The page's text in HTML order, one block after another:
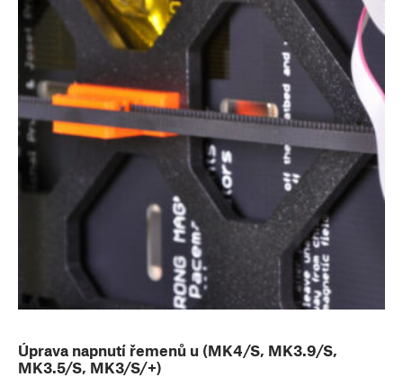
Úprava napnutí řemenů u (MK4/S, MK3.9/S,
MK3.5/S, MK3/S/+)